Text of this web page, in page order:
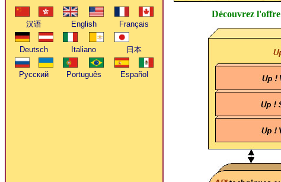
Découvrez l'offre